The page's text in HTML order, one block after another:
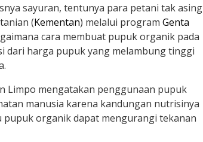
sayuran, tentunya para petani tak asing
(Kementan) melalui program Genta
cara membuat pupuk organik pada
dari harga pupuk yang melambung tinggi
Limpo mengatakan penggunaan pupuk
manusia karena kandungan nutrisinya
pupuk organik dapat mengurangi tekanan